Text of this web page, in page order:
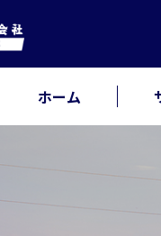
ホーム